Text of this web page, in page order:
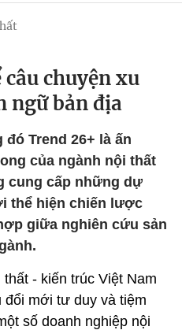
chuyện xu
ngữ bản địa
Trend 26+ là ấn
của ngành nội thất
cung cấp những dự
thể hiện chiến lược
giữa nghiên cứu sản
- kiến trúc Việt Nam
mới tư duy và tiệm
số doanh nghiệp nội